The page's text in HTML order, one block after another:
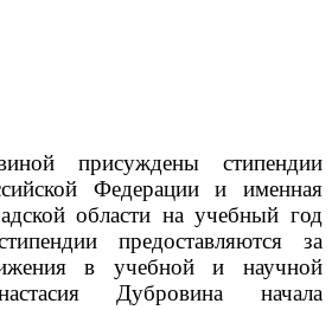
присуждены стипендии
Федерации и именная
области на учебный год
предоставляются за
в учебной и научной
Дубровина начала